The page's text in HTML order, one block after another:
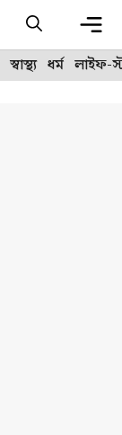
স্বাস্থ্য ধর্ম লাইফ-